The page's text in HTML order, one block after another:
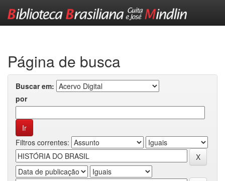
Página de busca
Buscar em:
por
Filtros correntes: